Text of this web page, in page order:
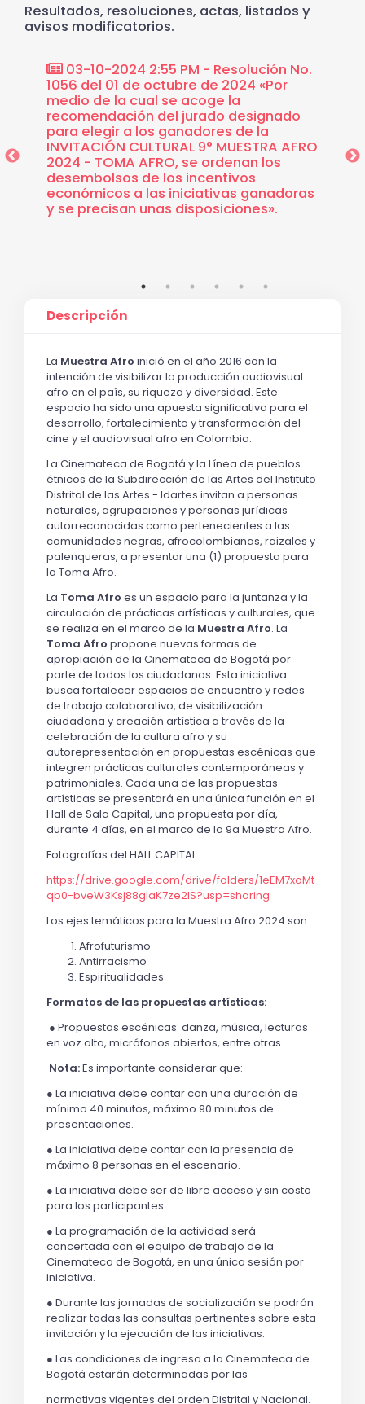
Resultados, resoluciones, actas, listados y
avisos modificatorios.
de
03-10-2024 2:55 PM - Resolución No.
1056 del 01 de octubre de 2024 «Por
medio de la cual se acoge la
recomendación del jurado designado
para elegir a los ganadores de la
INVITACIÓN CULTURAL 9° MUESTRA AFRO
2024 - TOMA AFRO, se ordenan los
desembolsos de los incentivos
económicos a las iniciativas ganadoras
y se precisan unas disposiciones».
Descripción
La Muestra Afro inició en el año 2016 con la
intención de visibilizar la producción audiovisual
afro en el país, su riqueza y diversidad. Este
espacio ha sido una apuesta significativa para el
desarrollo, fortalecimiento y transformación del
cine y el audiovisual afro en Colombia.
La Cinemateca de Bogotá y la Línea de pueblos
étnicos de la Subdirección de las Artes del Instituto
Distrital de las Artes - Idartes invitan a personas
naturales, agrupaciones y personas jurídicas
autorreconocidas como pertenecientes a las
comunidades negras, afrocolombianas, raizales y
palenqueras, a presentar una (1) propuesta para
la Toma Afro.
La Toma Afro es un espacio para la juntanza y la
circulación de prácticas artísticas y culturales, que
se realiza en el marco de la Muestra Afro. La
Toma Afro propone nuevas formas de
apropiación de la Cinemateca de Bogotá por
parte de todos los ciudadanos. Esta iniciativa
busca fortalecer espacios de encuentro y redes
de trabajo colaborativo, de visibilización
ciudadana y creación artística a través de la
celebración de la cultura afro y su
autorepresentación en propuestas escénicas que
integren prácticas culturales contemporáneas y
patrimoniales. Cada una de las propuestas
artísticas se presentará en una única función en el
Hall de Sala Capital, una propuesta por día,
durante 4 días, en el marco de la 9a Muestra Afro.
Fotografías del HALL CAPITAL:
https://drive.google.com/drive/folders/1eEM7xoMt
qb0-bveW3Ksj88gIaK7ze2IS?usp=sharing
Los ejes temáticos para la Muestra Afro 2024 son:
Afrofuturismo
Antirracismo
Espiritualidades
Formatos de las propuestas artísticas:
● Propuestas escénicas: danza, música, lecturas
en voz alta, micrófonos abiertos, entre otras.
Nota:Es importante considerar que:
● La iniciativa debe contar con una duración de
mínimo 40 minutos, máximo 90 minutos de
presentaciones.
● La iniciativa debe contar con la presencia de
máximo 8 personas en el escenario.
● La iniciativa debe ser de libre acceso y sin costo
para los participantes.
● La programación de la actividad será
concertada con el equipo de trabajo de la
Cinemateca de Bogotá, en una única sesión por
iniciativa.
● Durante las jornadas de socialización se podrán
realizar todas las consultas pertinentes sobre esta
invitación y la ejecución de las iniciativas.
● Las condiciones de ingreso a la Cinemateca de
Bogotá estarán determinadas por las
normativas vigentes del orden Distrital y Nacional.